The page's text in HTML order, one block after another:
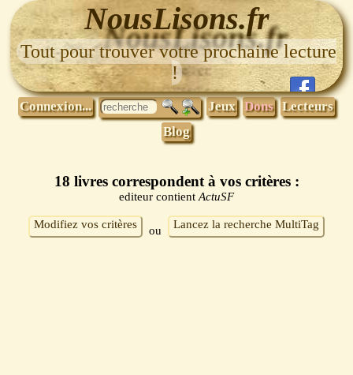
NousLisons.fr
Tout pour trouver votre prochaine lecture
!
Connexion... Jeux Dons Lecteurs
Blog
18 livres correspondent à vos critères :
editeur contientActuSF
Modifiez vos critères ou Lancez la recherche MultiTag